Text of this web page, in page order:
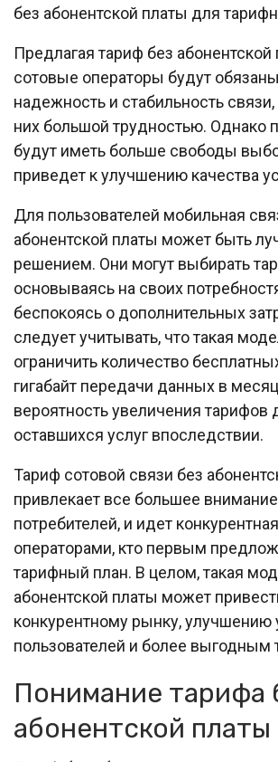
без абонентской платы для
Предлагая тариф без абонентской
сотовые операторы будут
надежность и стабильность связи,
них большой трудностью. Однако
будут иметь больше свободы
приведет к улучшению качества
Для пользователей мобильная
абонентской платы может быть
решением. Они могут выбирать
основываясь на своих
беспокоясь о дополнительных
следует учитывать, что такая
ограничить количество
гигабайт передачи данных в
вероятность увеличения тарифов
оставшихся услуг впоследствии.
Тариф сотовой связи без
привлекает все большее
потребителей, и идет
операторами, кто первым
тарифный план. В целом, такая
абонентской платы может
конкурентному рынку, улучшению
пользователей и более выгодным
Понимание тарифа
абонентской платы